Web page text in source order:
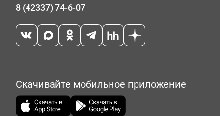
8 (42337) 74-6-07
Скачивайте мобильное приложение